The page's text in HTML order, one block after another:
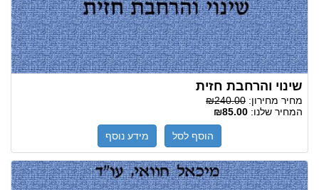
שינוי והרחבת חזית
מחיר מחירון: ₪240.00
המחיר שלנו: ₪85.00
הוסף לסל מידע נוסף